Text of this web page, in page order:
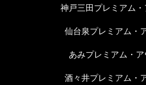
神戸三田プレミアム・
仙台泉プレミアム・
あみプレミアム・ア
酒々井プレミアム・